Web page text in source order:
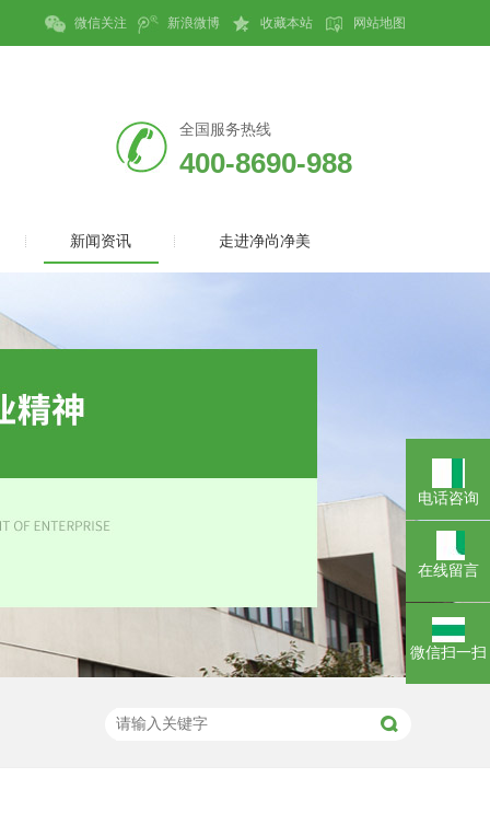
微信关注 新浪微博 收藏本站 网站地图
全国服务热线
400-8690-988
新闻资讯 走进净尚净美
电话咨询
在线留言
微信扫一扫